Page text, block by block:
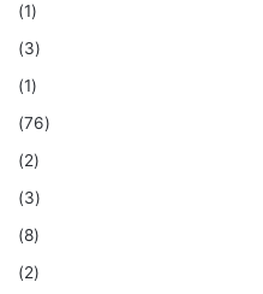
(1)
(3)
(1)
(76)
(2)
(3)
(8)
(2)